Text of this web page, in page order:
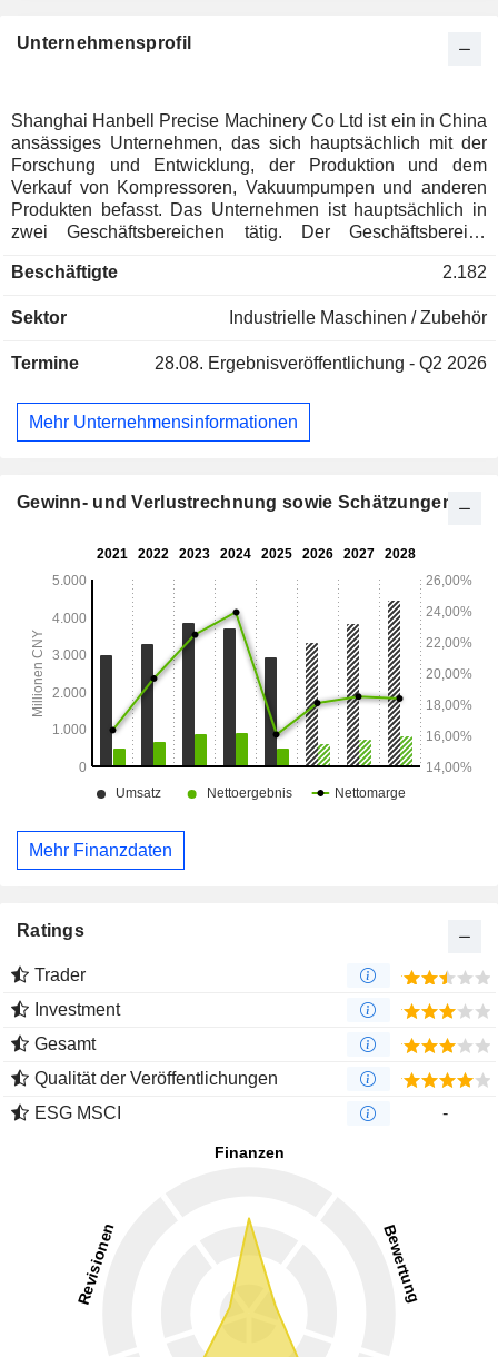
Unternehmensprofil
Shanghai Hanbell Precise Machinery Co Ltd ist ein in China
ansässiges Unternehmen, das sich hauptsächlich mit der
Forschung und Entwicklung, der Produktion und dem
Verkauf von Kompressoren, Vakuumpumpen und anderen
Produkten befasst. Das Unternehmen ist hauptsächlich in
zwei Geschäftsbereichen tätig. Der Geschäftsbereich
und dem Verkauf von gewerblichen zentralen
Wärmepumpenkompressoren, Luftkompressoren und
befasst sich mit der Produktion und dem Verkauf von
vertreibt seine Produkte unter der Marke Hanbell. Das
Unternehmen ist auf dem heimischen Markt und auf
Beschäftigte 2.182
Sektor Industrielle Maschinen / Zubehör
Termine 28.08. Ergebnisveröffentlichung - Q2 2026
Mehr Unternehmensinformationen
Gewinn- und Verlustrechnung sowie Schätzungen
Mehr Finanzdaten
Ratings
Trader
Investment
Gesamt
Qualität der Veröffentlichungen
ESG MSCI
-